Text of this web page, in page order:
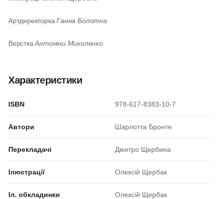
АртдиректоркаГанна Болотна
ВерсткаАнтоніни Миколенко
Характеристики
ISBN 978-617-8383-10-7
Автори Шарлотта Бронте
Перекладачі Дмитро Щербина
Ілюстрації Олексій Щербак
Іл. обкладинки Олексій Щербак